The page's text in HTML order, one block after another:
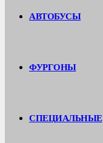
АВТОБУСЫ
ФУРГОНЫ
СПЕЦИАЛЬНЫЕ